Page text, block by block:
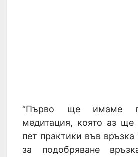
“Първо ще имаме
медитация, която аз
пет практики във връзка
за подобряване